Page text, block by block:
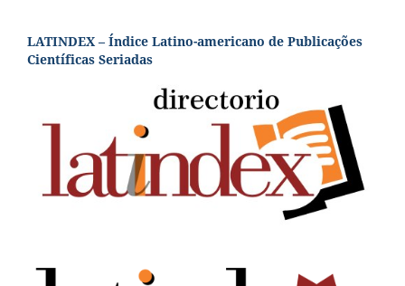
LATINDEX – Índice Latino-americano de Publicações
Científicas Seriadas